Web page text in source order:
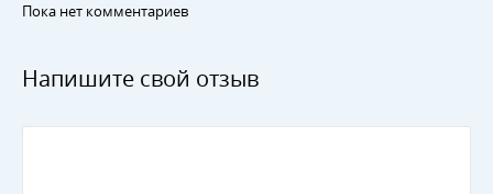
Пока нет комментариев
Напишите свой отзыв